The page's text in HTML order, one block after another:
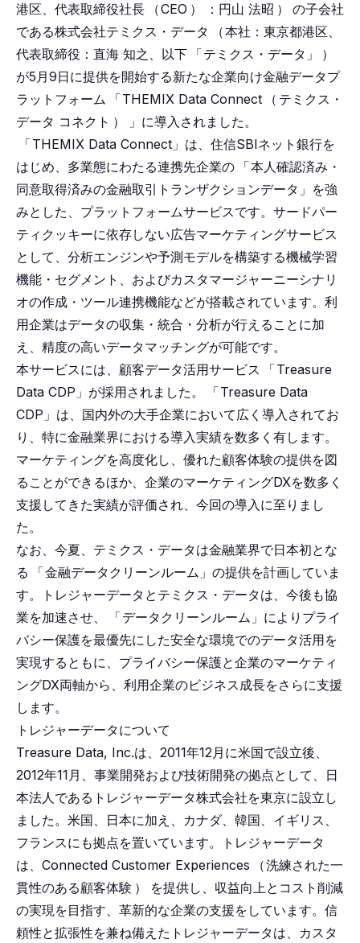
港区、代表取締役社長
（CEO ） ：円山 法昭 ）
の子会社
である株式会社テミクス・データ
（本社：東京都港区、
代表取締役：直海 知之、以下 「テミクス・データ」
）
が5月9日に提供を開始する新たな企業向け金融データプ
ラットフォーム
「THEMIX Data Connect （ テミクス・
データ コネクト ）
」に導入されました。
「THEMIX Data Connect」は、住信SBIネット銀行を
はじめ、多業態にわたる連携先企業の 「本人確認済み・
同意取得済みの金融取引トランザクションデータ」を強
みとした、プラットフォームサービスです。サードパー
ティクッキーに依存しない広告マーケティングサービス
として、分析エンジンや予測モデルを構築する機械学習
機能・セグメント、およびカスタマージャーニーシナリ
オの作成・ツール連携機能などが搭載されています。利
用企業はデータの収集・統合・分析が行えることに加
え、精度の高いデータマッチングが可能です。
本サービスには、顧客データ活用サービス
「Treasure
Data CDP」が採用されました。
「Treasure Data
CDP」は、国内外の大手企業において広く導入されてお
り、特に金融業界における導入実績を数多く有します。
マーケティングを高度化し、優れた顧客体験の提供を図
ることができるほか、企業のマーケティングDXを数多く
支援してきた実績が評価され、今回の導入に至りまし
た。
なお、今夏、テミクス・データは金融業界で日本初とな
る
「金融データクリーンルーム」の提供を計画していま
す。トレジャーデータとテミクス・データは、今後も協
業を加速させ、
「データクリーンルーム」によりプライ
バシー保護を最優先にした安全な環境でのデータ活用を
実現するともに、プライバシー保護と企業のマーケティ
ングDX両軸から、利用企業のビジネス成長をさらに支援
します。
トレジャーデータについて
Treasure Data, Inc.は、2011年12月に米国で設立後、
2012年11月、事業開発および技術開発の拠点として、日
本法人であるトレジャーデータ株式会社を東京に設立し
ました。米国、日本に加え、カナダ、韓国、イギリス、
フランスにも拠点を置いています。トレジャーデータ
は、Connected Customer Experiences
（洗練された一
貫性のある顧客体験 ）
を提供し、収益向上とコスト削減
の実現を目指す、革新的な企業の支援をしています。信
頼性と拡張性を兼ね備えたトレジャーデータは、カスタ